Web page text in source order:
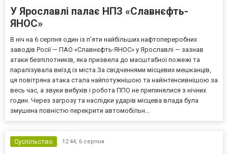
У Ярославлі палає НПЗ «Славнєфть-
ЯНОС»
В ніч на 6 серпня один із п’яти найбільших нафтопереробних
заводів Росії — ПАО «Славнєфть-ЯНОС» у Ярославлі — зазнав
атаки безпілотників, яка призвела до масштабної пожежі та
паралізувала виїзд із міста.За свідченнями місцевих мешканців,
ця повітряна атака стала найпотужнішою та найінтенсивнішою за
весь час, а звуки вибухів і робота ППО не припинялися з нічних
годин. Через загрозу та наслідки ударів місцева влада була
змушена повністю перекрити автомобільн...
Суспільство 12:44, 6 серпня